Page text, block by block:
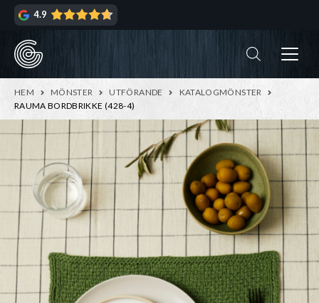
Hoppa
navigering
Hoppa
innehåll
4.9
HEM MÖNSTER UTFÖRANDE
KATALOGMÖNSTER
RAUMA BORDBRIKKE (428-4)